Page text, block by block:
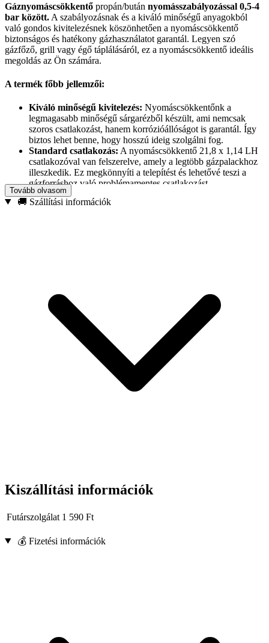
Gáznyomáscsökkentő propán/bután nyomásszabályozással 0,5-4
bar között. A szabályozásnak és a kiváló minőségű anyagokból
való gondos kivitelezésnek köszönhetően a nyomáscsökkentő
biztonságos és hatékony gázhasználatot garantál. Legyen szó
gázfőző, grill vagy égő táplálásáról, ez a nyomáscsökkentő ideális
megoldás az Ön számára.
A termék főbb jellemzői:
Kiváló minőségű kivitelezés: Nyomáscsökkentőnk a
legmagasabb minőségű sárgarézből készült, ami nemcsak
szoros csatlakozást, hanem korrózióállóságot is garantál. Így
biztos lehet benne, hogy hosszú ideig szolgálni fog.
Standard csatlakozás: A nyomáscsökkentő 21,8 x 1,14 LH
csatlakozóval van felszerelve, amely a legtöbb gázpalackhoz
illeszkedik. Ez megkönnyíti a telepítést és lehetővé teszi a
gázforráshoz való problémamentes csatlakozást.
Folyamatos nyomásszabályozás:
lehetővé teszi a gáznyomás pontos szabályozását 0,5 bar és 4
AlkalmasM21.8 x 1/14″ LH
csatlakozóval rendelkező
gázpalackokhoz.
Csökkenti a gázfogyasztást, stabilizálja a lángot és kényelmes
használatot biztosít.
Bemeneti csatlakozó menet: M21.8 x 1/14″ LH
Tovább olvasom
🚚 Szállítási információk
Kiszállítási információk
Futárszolgálat 1 590 Ft
💰 Fizetési információk